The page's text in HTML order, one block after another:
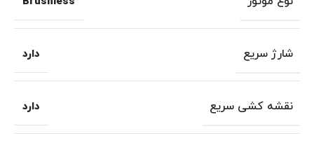
شارژ سریع دارد
نقشه کشی سریع دارد